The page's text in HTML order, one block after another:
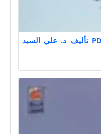
تحميل كتاب عقول المستقبل PDF تأليف د. علي السيد